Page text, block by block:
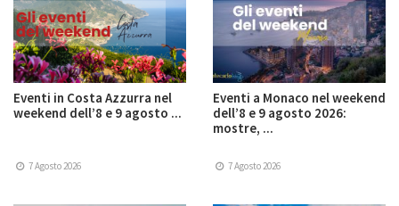
Eventi in Costa Azzurra nel
weekend dell’8 e 9 agosto ...
7 Agosto 2026
Eventi a Monaco nel weekend
dell’8 e 9 agosto 2026:
mostre, ...
7 Agosto 2026